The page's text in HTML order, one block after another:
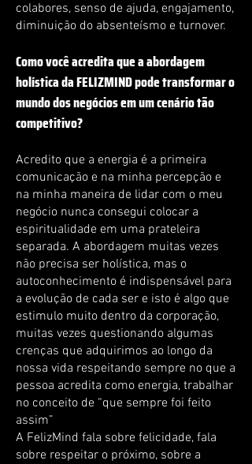
colabores, senso de ajuda, engajamento,
diminuição do absenteísmo e turnover.
Como você acredita que a abordagem
holística da FELIZMIND pode transformar o
mundo dos negócios em um cenário tão
competitivo?
Acredito que a energia é a primeira
comunicação e na minha percepção e
na minha maneira de lidar com o meu
negócio nunca consegui colocar a
espiritualidade em uma prateleira
separada. A abordagem muitas vezes
não precisa ser holística, mas o
autoconhecimento é indispensável para
a evolução de cada ser e isto é algo que
estimulo muito dentro da corporação,
muitas vezes questionando algumas
crenças que adquirimos ao longo da
nossa vida respeitando sempre no que a
pessoa acredita como energia, trabalhar
no conceito de “que sempre foi feito
assim”
A FelizMind fala sobre felicidade, fala
sobre respeitar o próximo, sobre a